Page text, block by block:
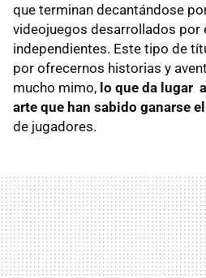
que terminan decantándose
videojuegos desarrollados por
independientes. Este tipo de
por ofrecernos historias y
mucho mimo, lo que da lugar
arte que han sabido ganarse
de jugadores.